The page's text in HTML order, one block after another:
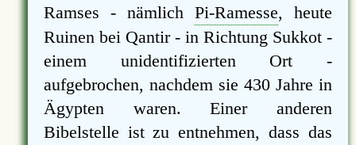
Ramses - nämlich Pi-Ramesse, heute
Ruinen bei Qantir - in Richtung Sukkot -
einem unidentifizierten Ort -
aufgebrochen, nachdem sie 430 Jahre in
Ägypten waren. Einer anderen
Bibelstelle ist zu entnehmen, dass das